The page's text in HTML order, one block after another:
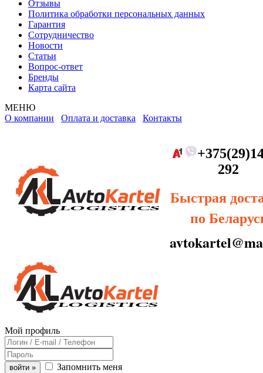
Отзывы
Политика обработки персональных данных
Гарантия
Сотрудничество
Новости
Статьи
Вопрос-ответ
Бренды
Карта сайта
МЕНЮ
О компании Оплата и доставка Контакты
292
Быстрая
по
Мой профиль
войти »
Запомнить меня